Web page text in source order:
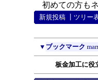
初めての方も
新規投稿 ツリー
▼ ブックマーク
板金加工に役